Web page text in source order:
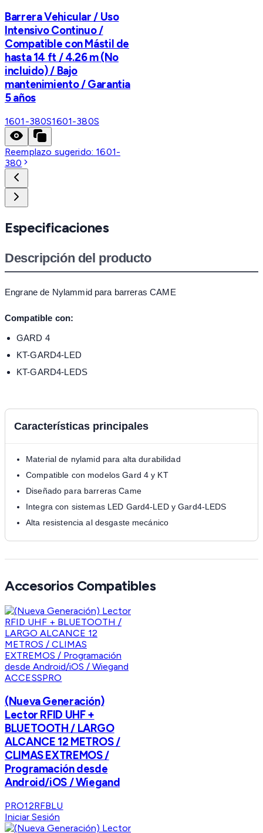
Barrera Vehicular / Uso
Intensivo Continuo /
Compatible con Mástil de
hasta 14 ft / 4.26 m (No
incluido) / Bajo
mantenimiento / Garantia
5 años
1601-380S1601-380S
Reemplazo sugerido: 1601-
380
Especificaciones
Descripción del producto
Engrane de Nylammid para barreras CAME
Compatible con:
GARD 4
KT-GARD4-LED
KT-GARD4-LEDS
Características principales
Material de nylamid para alta durabilidad
Compatible con modelos Gard 4 y KT
Diseñado para barreras Came
Integra con sistemas LED Gard4-LED y Gard4-LEDS
Alta resistencia al desgaste mecánico
Accesorios Compatibles
ACCESSPRO
(Nueva Generación)
Lector RFID UHF +
BLUETOOTH / LARGO
ALCANCE 12 METROS /
CLIMAS EXTREMOS /
Programación desde
Android/iOS / Wiegand
PRO12RFBLU
Iniciar Sesión